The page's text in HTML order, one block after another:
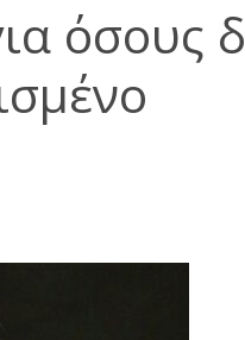
όσους